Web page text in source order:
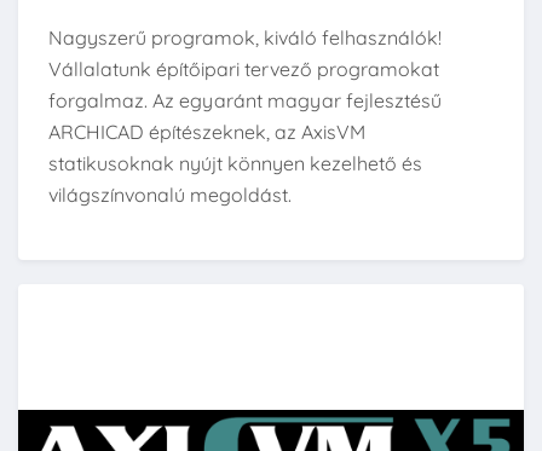
Nagyszerű programok, kiváló felhasználók!
Vállalatunk építőipari tervező programokat
forgalmaz. Az egyaránt magyar fejlesztésű
ARCHICAD építészeknek, az AxisVM
statikusoknak nyújt könnyen kezelhető és
világszínvonalú megoldást.